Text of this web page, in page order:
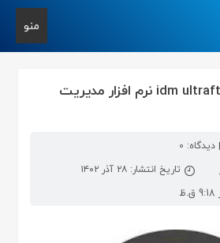
منو
دانلود idm ultraftp 23.0.0.36 نرم افزار مدیریت
دیدگاه: 0
تاریخ انتشار: ۲۸ آذر ۱۴۰۲